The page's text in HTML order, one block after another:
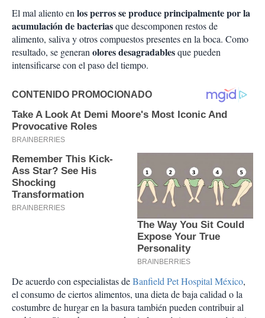
El mal aliento enlos perros se produce principalmente por la
acumulación de bacteriasque descomponen restos de
alimento, saliva y otros compuestos presentes en la boca. Como
resultado, se generanolores desagradablesque pueden
intensificarse con el paso del tiempo.
De acuerdo con especialistas deBanfield Pet Hospital México,
el consumo de ciertos alimentos, una dieta de baja calidad o la
costumbre de hurgar en la basura también pueden contribuir al